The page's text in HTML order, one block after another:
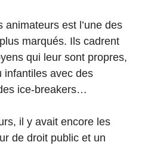
est l’une des
marqués. Ils cadrent
qui leur sont propres,
infantiles avec des
ice-breakers…
il y avait encore les
de droit public et un